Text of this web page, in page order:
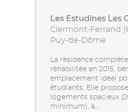
Les Estudines Les
Clermont-Ferrand
Puy-de-Dôme
La résidence
réhabilitée en 2015,
emplacement idéal
étudiants. Elle
logements spacieux
minimum), à...